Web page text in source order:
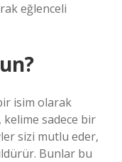
eğlenceli
isim olarak
sadece bir
sizi mutlu eder,
Bunlar bu